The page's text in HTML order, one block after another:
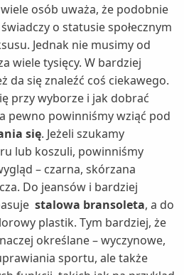
(1)
wiele osób uważa, że podobnie
o statusie społecznym
Jednak nie musimy od
wiele tysięcy. W bardziej
da się znaleźć coś ciekawego.
przy wyborze i jak dobrać
pewno powinniśmy wziąć pod
się. Jeżeli szukamy
lub koszuli, powinniśmy
– czarna, skórzana
Do jeansów i bardziej
stalowa bransoleta, a do
plastik. Tym bardziej, że
określane – wyczynowe,
sportu, ale także